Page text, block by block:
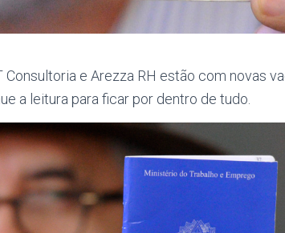
Consultoria e Arezza RH estão com novas
a leitura para ficar por dentro de tudo.